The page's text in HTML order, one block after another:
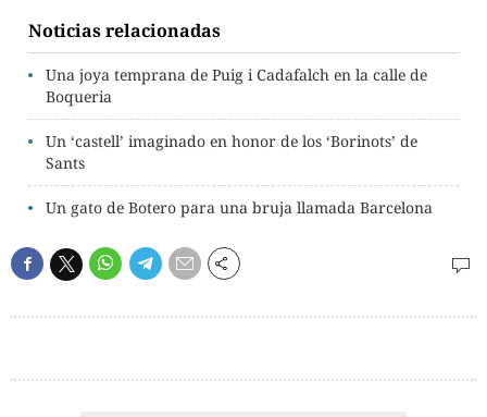
Noticias relacionadas
Una joya temprana de Puig i Cadafalch en la calle de
Boqueria
Un ‘castell’ imaginado en honor de los ‘Borinots’ de
Sants
Un gato de Botero para una bruja llamada Barcelona